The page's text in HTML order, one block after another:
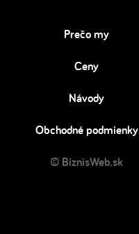
Prečo my
Ceny
Návody
Obchodné podmienky
© BiznisWeb.sk